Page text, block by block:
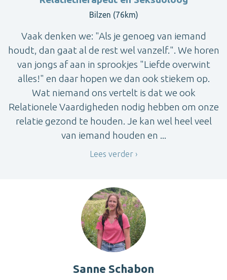
Bilzen (76km)
Vaak denken we: "Als je genoeg van iemand
houdt, dan gaat al de rest wel vanzelf.". We horen
van jongs af aan in sprookjes "Liefde overwint
alles!" en daar hopen we dan ook stiekem op.
Wat niemand ons vertelt is dat we ook
Relationele Vaardigheden nodig hebben om onze
relatie gezond te houden. Je kan wel heel veel
van iemand houden en ...
Lees verder
Sanne Schabon